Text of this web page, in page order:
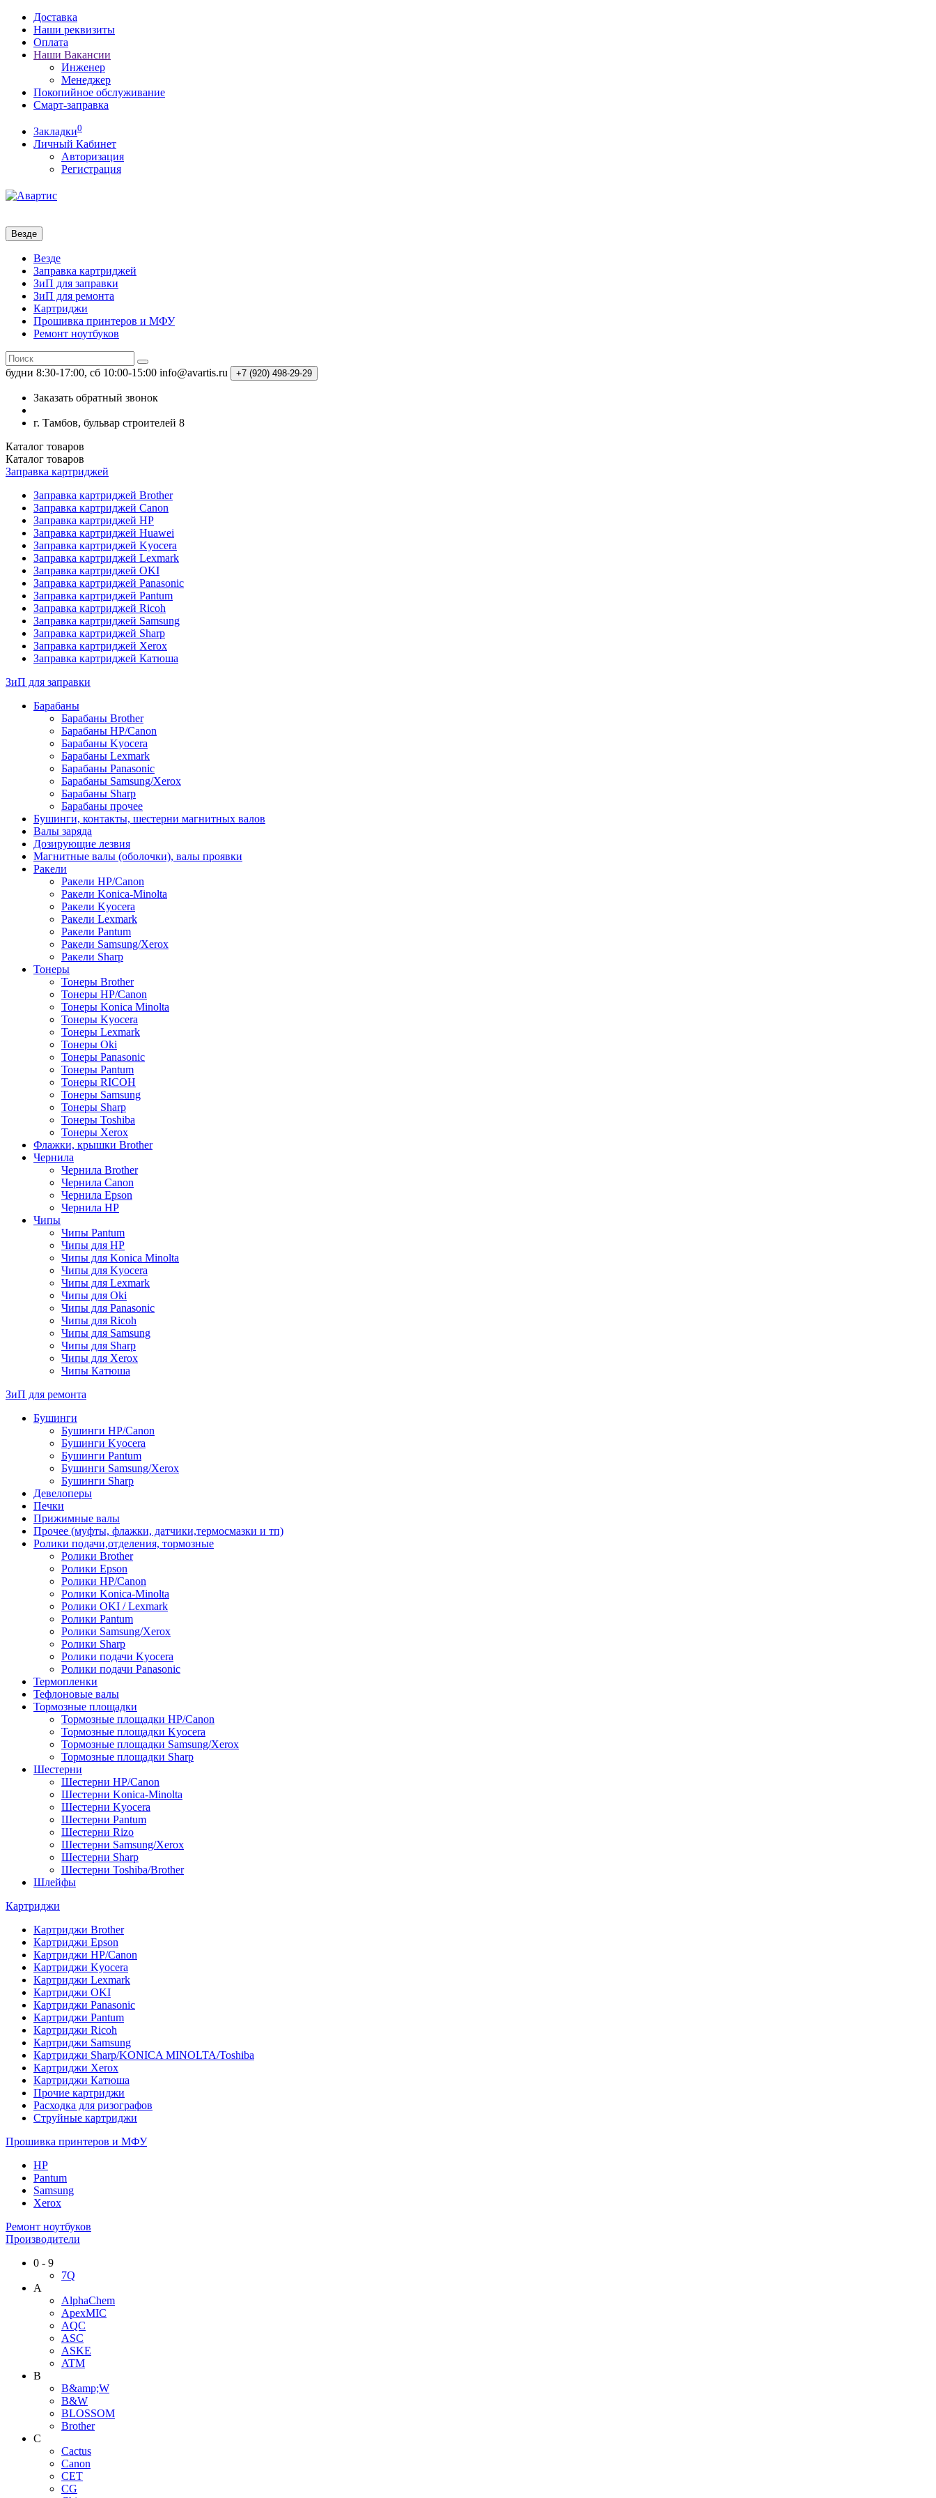
Доставка
Наши реквизиты
Оплата
Наши Вакансии
Инженер
Менеджер
Покопийное обслуживание
Смарт-заправка
Закладки0
Личный Кабинет
Авторизация
Регистрация
Везде
Везде
Заправка картриджей
ЗиП для заправки
ЗиП для ремонта
Картриджи
Прошивка принтеров и МФУ
Ремонт ноутбуков
будни 8:30-17:00, сб 10:00-15:00 info@avartis.ru +7 (920) 498-29-29
Заказать обратный звонок
г. Тамбов, бульвар строителей 8
Каталог товаров
Каталог товаров
Заправка картриджей
Заправка картриджей Brother
Заправка картриджей Canon
Заправка картриджей HP
Заправка картриджей Huawei
Заправка картриджей Kyocera
Заправка картриджей Lexmark
Заправка картриджей OKI
Заправка картриджей Panasonic
Заправка картриджей Pantum
Заправка картриджей Ricoh
Заправка картриджей Samsung
Заправка картриджей Sharp
Заправка картриджей Xerox
Заправка картриджей Катюша
ЗиП для заправки
Барабаны
Барабаны Brother
Барабаны HP/Canon
Барабаны Kyocera
Барабаны Lexmark
Барабаны Panasonic
Барабаны Samsung/Xerox
Барабаны Sharp
Барабаны прочее
Бушинги, контакты, шестерни магнитных валов
Валы заряда
Дозирующие лезвия
Магнитные валы (оболочки), валы проявки
Ракели
Ракели HP/Canon
Ракели Konica-Minolta
Ракели Kyocera
Ракели Lexmark
Ракели Pantum
Ракели Samsung/Xerox
Ракели Sharp
Тонеры
Тонеры Brother
Тонеры HP/Canon
Тонеры Konica Minolta
Тонеры Kyocera
Тонеры Lexmark
Тонеры Oki
Тонеры Panasonic
Тонеры Pantum
Тонеры RICOH
Тонеры Samsung
Тонеры Sharp
Тонеры Toshiba
Тонеры Xerox
Флажки, крышки Brother
Чернила
Чернила Brother
Чернила Canon
Чернила Epson
Чернила HP
Чипы
Чипы Pantum
Чипы для HP
Чипы для Konica Minolta
Чипы для Kyocera
Чипы для Lexmark
Чипы для Oki
Чипы для Panasonic
Чипы для Ricoh
Чипы для Samsung
Чипы для Sharp
Чипы для Xerox
Чипы Катюша
ЗиП для ремонта
Бушинги
Бушинги HP/Canon
Бушинги Kyocera
Бушинги Pantum
Бушинги Samsung/Xerox
Бушинги Sharp
Девелоперы
Печки
Прижимные валы
Прочее (муфты, флажки, датчики,термосмазки и тп)
Ролики подачи,отделения, тормозные
Ролики Brother
Ролики Epson
Ролики HP/Canon
Ролики Konica-Minolta
Ролики OKI / Lexmark
Ролики Pantum
Ролики Samsung/Xerox
Ролики Sharp
Ролики подачи Kyocera
Ролики подачи Panasonic
Термопленки
Тефлоновые валы
Тормозные площадки
Тормозные площадки HP/Canon
Тормозные площадки Kyocera
Тормозные площадки Samsung/Xerox
Тормозные площадки Sharp
Шестерни
Шестерни HP/Canon
Шестерни Konica-Minolta
Шестерни Kyocera
Шестерни Pantum
Шестерни Rizo
Шестерни Samsung/Xerox
Шестерни Sharp
Шестерни Toshiba/Brother
Шлейфы
Картриджи
Картриджи Brother
Картриджи Epson
Картриджи HP/Canon
Картриджи Kyocera
Картриджи Lexmark
Картриджи OKI
Картриджи Panasonic
Картриджи Pantum
Картриджи Ricoh
Картриджи Samsung
Картриджи Sharp/KONICA MINOLTA/Toshiba
Картриджи Xerox
Картриджи Катюша
Прочие картриджи
Расходка для ризографов
Струйные картриджи
Прошивка принтеров и МФУ
HP
Pantum
Samsung
Xerox
Ремонт ноутбуков
Производители
0 - 9
7Q
A
AlphaChem
ApexMIC
AQC
ASC
ASKE
ATM
B
B&amp;W
B&W
BLOSSOM
Brother
C
Cactus
Canon
CET
CG